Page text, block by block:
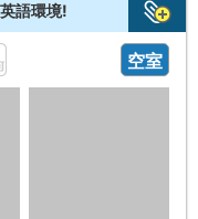
語環境!
空室